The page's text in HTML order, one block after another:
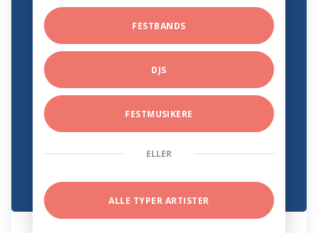
FESTBANDS
DJS
FESTMUSIKERE
ELLER
ALLE TYPER ARTISTER